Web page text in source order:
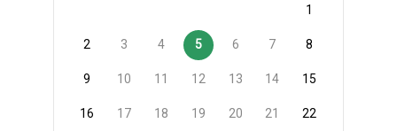
1
2 3 4 5 6 7 8
9 10 11 12 13 14 15
16 17 18 19 20 21 22